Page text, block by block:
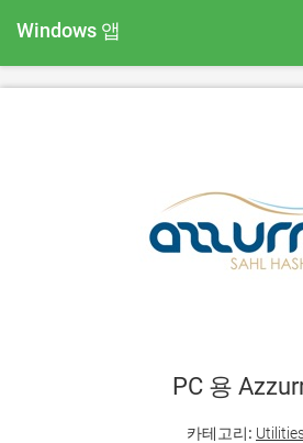
Windows 앱
PC 용
카테고리: